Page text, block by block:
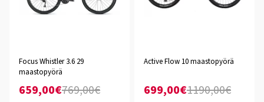
Focus Whistler 3.6 29
maastopyörä
659,00€769,00€
Active Flow 10 maastopyörä
699,00€1190,00€